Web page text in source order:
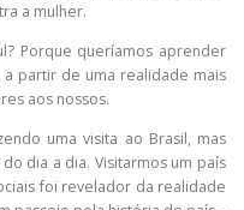
a mulher.
Porque queríamos aprender
partir de uma realidade mais
aos nossos.
uma visita ao Brasil, mas
dia a dia. Visitarmos um país
foi revelador da realidade